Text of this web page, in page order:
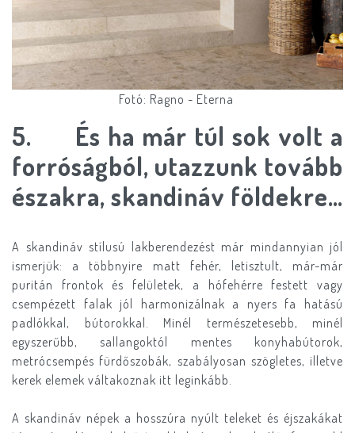
Fotó: Ragno - Eterna
5. És ha már túl sok volt a
forróságból, utazzunk tovább
északra, skandináv földekre…
A skandináv stílusú lakberendezést már mindannyian jól
ismerjük: a többnyire matt fehér, letisztult, már-már
puritán frontok és felületek, a hófehérre festett vagy
csempézett falak jól harmonizálnak a nyers fa hatású
padlókkal, bútorokkal. Minél természetesebb, minél
egyszerűbb, sallangoktól mentes konyhabútorok,
metrócsempés fürdőszobák, szabályosan szögletes, illetve
kerek elemek váltakoznak itt leginkább.
A skandináv népek a hosszúra nyúlt teleket és éjszakákat